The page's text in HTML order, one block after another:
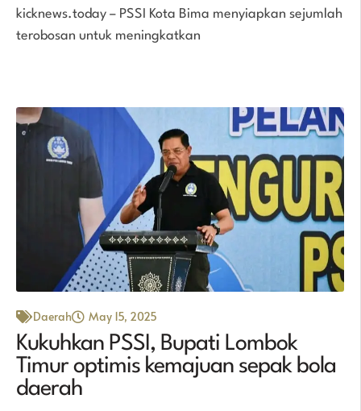
kicknews.today – PSSI Kota Bima menyiapkan sejumlah
terobosan untuk meningkatkan
Daerah May 15, 2025
Kukuhkan PSSI, Bupati Lombok
Timur optimis kemajuan sepak bola
daerah